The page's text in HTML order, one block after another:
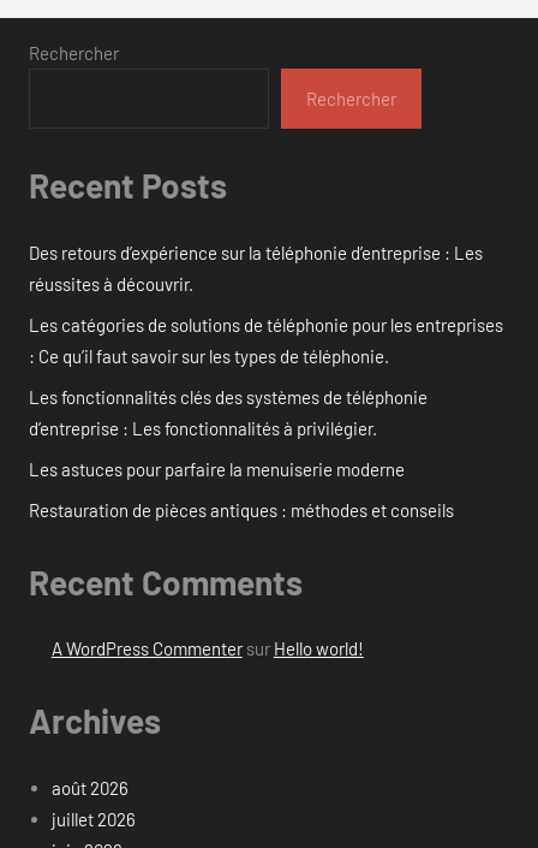
Rechercher
Rechercher
Recent Posts
Des retours d’expérience sur la téléphonie d’entreprise : Les
réussites à découvrir.
Les catégories de solutions de téléphonie pour les entreprises
: Ce qu’il faut savoir sur les types de téléphonie.
Les fonctionnalités clés des systèmes de téléphonie
d’entreprise : Les fonctionnalités à privilégier.
Les astuces pour parfaire la menuiserie moderne
Restauration de pièces antiques : méthodes et conseils
Recent Comments
A WordPress Commentersur Hello world!
Archives
août 2026
juillet 2026